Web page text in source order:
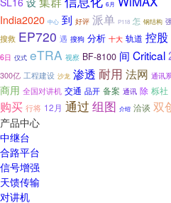
6月
India2020 中心 到 好评 派单 P118 怎 钢结构
搜救 EP720 遇 搜狗 分析 十大 轨道 控股
6日 仪式 eTRA 视察 BF-8100 间 Critical
300亿 工程建设 沙龙 渗透 耐用 法网 通讯
商用 全国对讲机 交通 品开 备案 通讯 除 栎社
购买 行将 12月 通过 组图 介绍 洽谈 双
产品中心
中继台
合路平台
信号增强
天馈传输
对讲机